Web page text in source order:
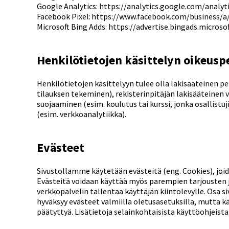
Google Analytics: https://analytics.google.com/
Facebook Pixel: https://www.facebook.com/business/
Microsoft Bing Adds: https://
Henkilötietojen käsittelyn
Henkilötietojen käsittelyyn tulee olla lakisääteinen
tilauksen tekeminen), rekisterinpitäjän
suojaaminen (esim. koulutus tai kurssi, jonka
(esim. verkkoanalytiikka).
Evästeet
Sivustollamme käytetään evästeitä (eng. Cookies),
Evästeitä voidaan käyttää myös parempien
verkkopalvelin tallentaa käyttäjän kiintolevylle. Osa
hyväksyy evästeet valmiilla oletusasetuksilla, mutta
päätyttyä. Lisätietoja selainkohtaisista